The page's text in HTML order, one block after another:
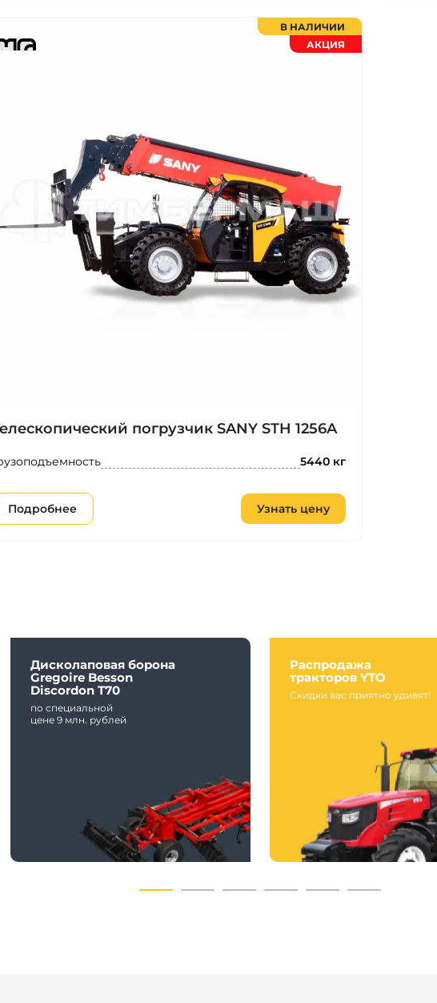
В НАЛИЧИИ
АКЦИЯ
погрузчик SANY STH 1256A
5440 кг
Подробнее Узнать цену
Дисколаповая борона
Gregoire Besson
Discordon T70
по специальной
цене 9 млн. рублей
Распродажа
тракторов YTO
Скидки вас приятно удивят!